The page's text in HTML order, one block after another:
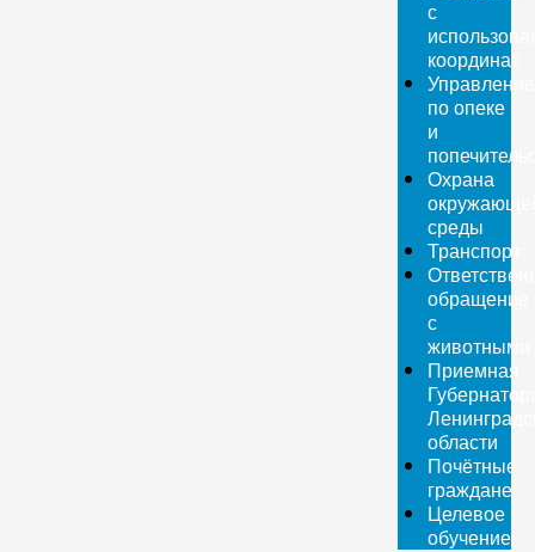
с
координат
Управление
по опеке
и
Охрана
среды
Транспорт
обращение
с
животными
Приемная
области
Почётные
граждане
Целевое
обучение